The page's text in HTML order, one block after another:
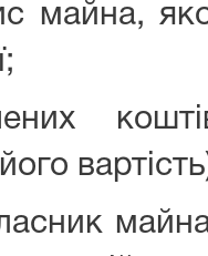
майна,